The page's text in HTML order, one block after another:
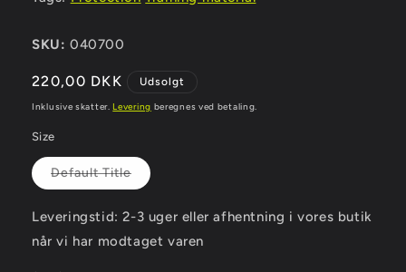
SKU: 040700
Normalpris
220,00 DKK Udsolgt
Inklusive skatter. Levering beregnes ved betaling.
Size
Default TitleVarianten
er
eller
utilgængelig
Leveringstid: 2-3 uger eller afhentning i vores butik
når vi har modtaget varen